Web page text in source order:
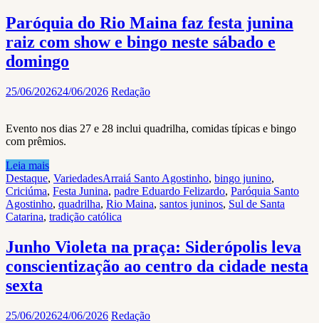
Paróquia do Rio Maina faz festa junina
raiz com show e bingo neste sábado e
domingo
25/06/202624/06/2026 Redação
Evento nos dias 27 e 28 inclui quadrilha, comidas típicas e bingo
com prêmios.
Leia mais
Destaque, VariedadesArraiá Santo Agostinho, bingo junino,
Criciúma, Festa Junina, padre Eduardo Felizardo, Paróquia Santo
Agostinho, quadrilha, Rio Maina, santos juninos, Sul de Santa
Catarina, tradição católica
Junho Violeta na praça: Siderópolis leva
conscientização ao centro da cidade nesta
sexta
25/06/202624/06/2026 Redação